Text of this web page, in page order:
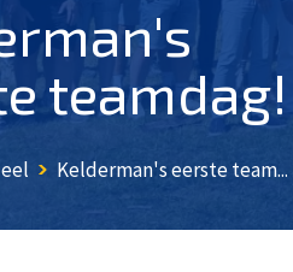
teamdag!
Kelderman's eerste team...